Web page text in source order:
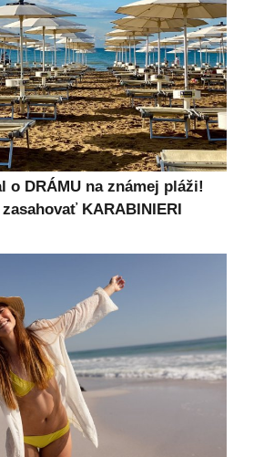
o DRÁMU na známej pláži!
KARABINIERI